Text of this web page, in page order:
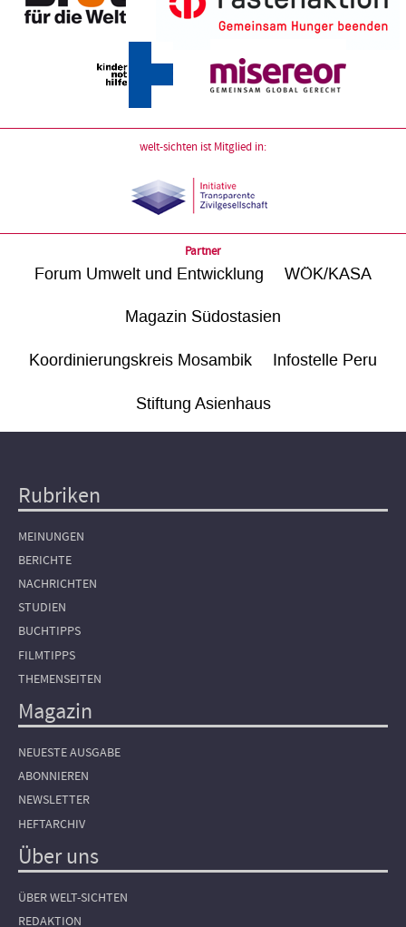
welt-sichten ist Mitglied in:
Partner
Forum Umwelt und Entwicklung WÖK/KASA
Magazin Südostasien
Koordinierungskreis Mosambik Infostelle Peru
Stiftung Asienhaus
Hauptnavigation
Rubriken
MEINUNGEN
BERICHTE
NACHRICHTEN
STUDIEN
BUCHTIPPS
FILMTIPPS
THEMENSEITEN
Magazin
NEUESTE AUSGABE
ABONNIEREN
NEWSLETTER
HEFTARCHIV
Über uns
ÜBER WELT-SICHTEN
REDAKTION